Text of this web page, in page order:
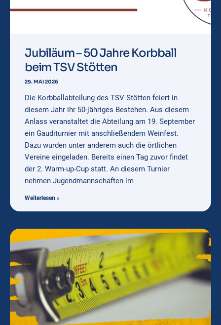
Jubiläum – 50 Jahre Korbball
beim TSV Stötten
29. MAI 2026
Die Korbballabteilung des TSV Stötten feiert in
diesem Jahr ihr 50-jähriges Bestehen. Aus diesem
Anlass veranstaltet die Abteilung am 19. September
ein Gauditurnier mit anschließendem Weinfest.
Dazu wurden unter anderem auch die örtlichen
Vereine eingeladen. Bereits einen Tag zuvor findet
der 2. Warm-up-Cup statt. An diesem Turnier
nehmen Jugendmannschaften im
Weiterlesen »